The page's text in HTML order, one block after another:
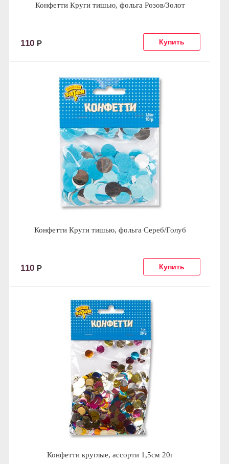
Конфетти Круги тишью, фольга Розов/Золот
110 Р
Конфетти Круги тишью, фольга Сереб/Голуб
110 Р
Конфетти круглые, ассорти 1,5см 20г